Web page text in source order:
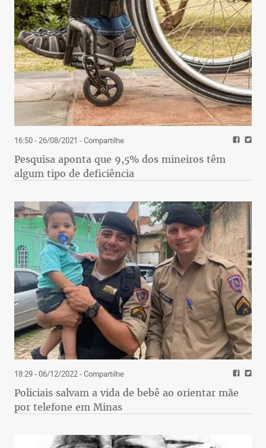
16:50 - 26/08/2021 - Compartilhe
Pesquisa aponta que 9,5% dos mineiros têm
algum tipo de deficiência
18:29 - 06/12/2022- Compartilhe
Policiais salvam a vida de bebê ao orientar mãe
por telefone em Minas